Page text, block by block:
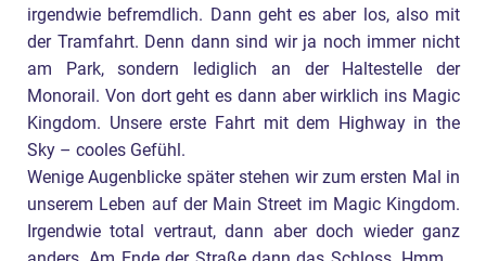
irgendwie befremdlich. Dann geht es aber los, also mit
der Tramfahrt. Denn dann sind wir ja noch immer nicht
am Park, sondern lediglich an der Haltestelle der
Monorail. Von dort geht es dann aber wirklich ins Magic
Kingdom. Unsere erste Fahrt mit dem Highway in the
Sky – cooles Gefühl.
Wenige Augenblicke später stehen wir zum ersten Mal in
unserem Leben auf der Main Street im Magic Kingdom.
Irgendwie total vertraut, dann aber doch wieder ganz